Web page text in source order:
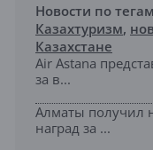
Новости по
Казахтуризм,
Казахстане
Air Astana
за в...
Алматы получил
наград за ...